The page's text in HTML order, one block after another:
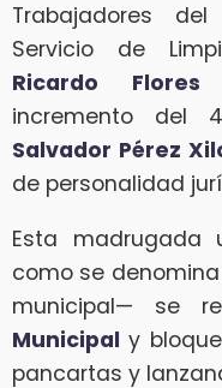
Trabajadores
Servicio de
Ricardo Flores
incremento del
Salvador Pérez
de personalidad
Esta madrugada
como se
municipal— se
Municipal y
pancartas y